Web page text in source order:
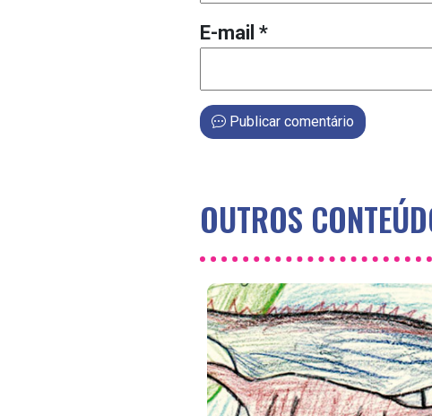
E-mail *
Publicar comentário
OUTROS